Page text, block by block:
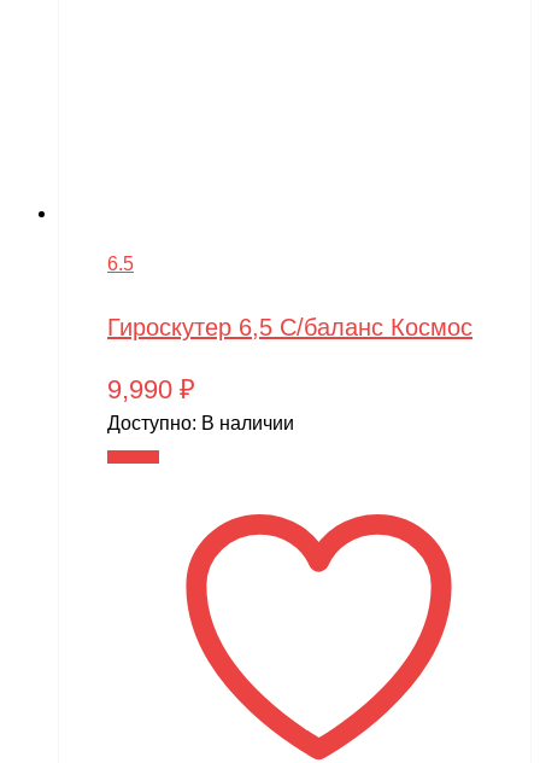
6.5
Гироскутер 6,5 С/баланс Космос
9,990 ₽
Доступно: В наличии